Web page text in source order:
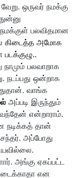
ஒருவர் நமக்கு
பலவிதமான
கிடைத்த அமோக
நாமும் பலவாறாக
நடப்பது ஒன்றாக
வாங்க
அப்படி இருந்தும்
என்றாராம்.
தான்
அப்போது
அங்கு ஏகப்பட்ட
என